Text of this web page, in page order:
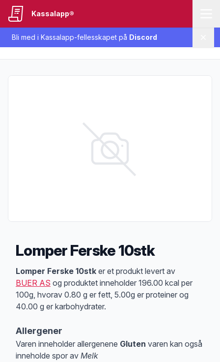
Bli med i Kassalapp-fellesskapet på Discord
Kassalapp®
Lomper Ferske 10stk
Produktbeskrivelse
Lomper Ferske 10stk er et produkt levert av
BUER AS og produktet inneholder 196.00 kcal per
100g, hvorav 0.80 g er fett, 5.00g er proteiner og
40.00 g er karbohydrater.
Allergener
Varen inneholder allergenene Gluten varen kan også
inneholde spor av Melk